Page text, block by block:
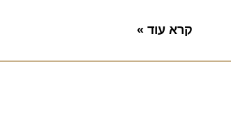
קרא עוד »